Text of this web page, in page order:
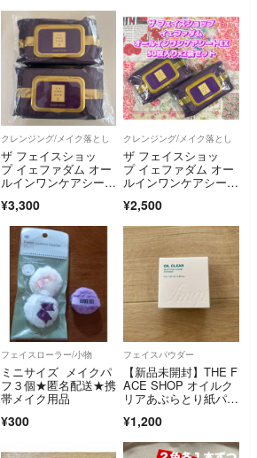
クレンジング/メイク落とし
ザ フェイスショッ
プ イェファダム オー
ルインワンケアシー
¥3,300
クレンジング/メイク落とし
ザ フェイスショッ
プ イェファダム オー
ルインワンケアシー
¥2,500
フェイスローラー/小物
ミニサイズ メイクパ
フ３個★匿名配送★携
帯メイク用品
¥300
フェイスパウダー
【新品未開封】THE F
ACE SHOP オイルク
リアあぶらとり紙パウ
¥1,200